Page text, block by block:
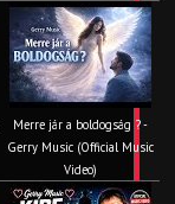
Merre jár a boldogság ? -
Gerry Music (Official Music
Video)